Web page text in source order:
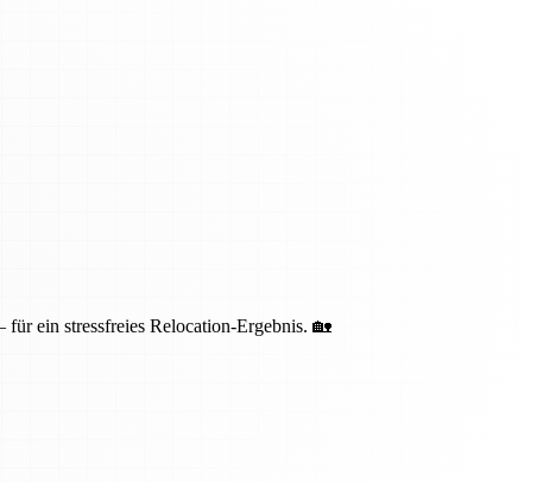
ein stressfreies Relocation-Ergebnis. 🏡